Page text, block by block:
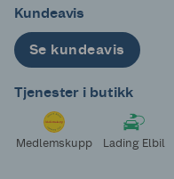
Kundeavis
Se kundeavis
Tjenester i butikk
Medlemskupp Lading Elbil